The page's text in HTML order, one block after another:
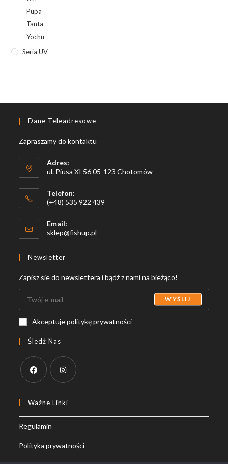
Pupa
Tanta
Yochu
Seria UV
Dane Teleadresowe
Zapraszamy do kontaktu
Adres:
ul. Piusa XI 56 05-123 Chotomów
Telefon:
(+48) 535 922 439
Email:
sklep@fishup.pl
Newsletter
Zapisz sie do newslettera i bądź z nami na bieżąco!
WYŚLIJ
Akceptuje politykę prywatności
Śledź Nas
in
new
in
new
Ważne Linki
Regulamin
Polityka prywatności